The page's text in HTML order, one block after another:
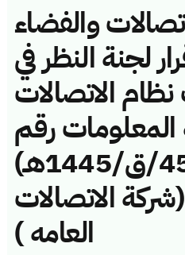
والفضاء
لجنة النظر في
الاتصالات
المعلومات رقم
(451141356/ق/1445هـ)
الاتصالات
العامه )